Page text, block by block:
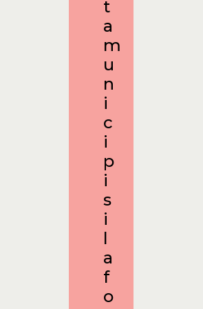
t
a
m
u
n
i
c
i
p
i
s
i
l
a
f
o